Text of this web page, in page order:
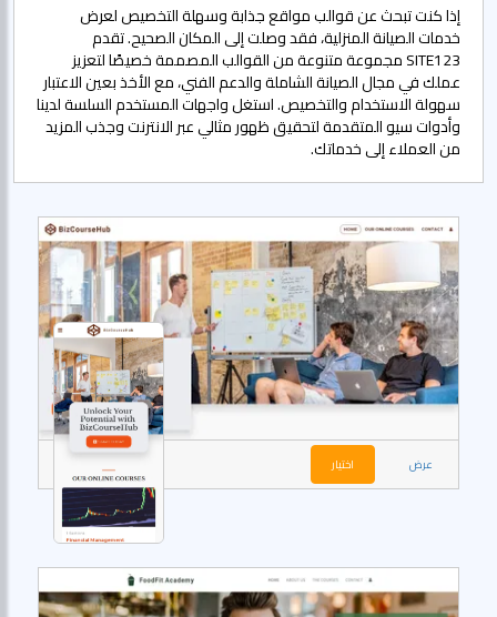
إذا كنت تبحث عن قوالب مواقع جذابة وسهلة التخصيص لعرض
خدمات الصيانة المنزلية، فقد وصلت إلى المكان الصحيح. تقدم
SITE123 مجموعة متنوعة من القوالب المصممة خصيصًا لتعزيز
عملك في مجال الصيانة الشاملة والدعم الفني، مع الأخذ بعين الاعتبار
سهولة الاستخدام والتخصيص. استغل واجهات المستخدم السلسة لدينا
وأدوات سيو المتقدمة لتحقيق ظهور مثالي عبر الانترنت وجذب المزيد
من العملاء إلى خدماتك.
عرض اختيار